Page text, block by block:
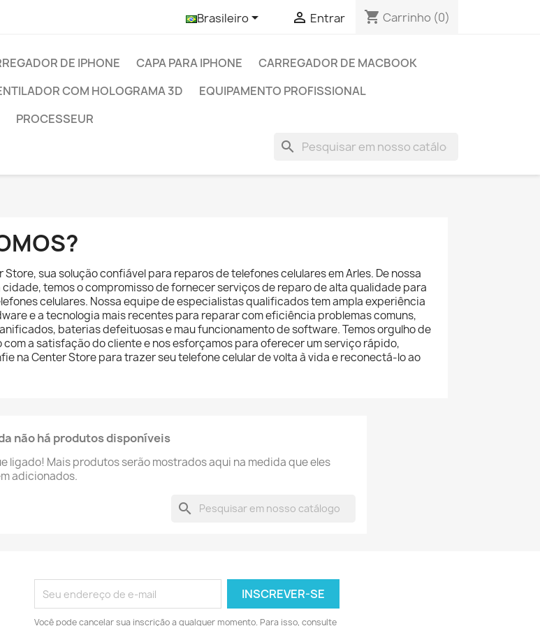
Brasileiro  Entrar shopping_cart Carrinho (0)
DE IPHONE CAPA PARA IPHONE
CARREGADOR DE MACBOOK
COM HOLOGRAMA 3D
EQUIPAMENTO PROFISSIONAL
PROCESSEUR
search
Store, sua solução confiável para reparos de telefones celulares em Arles. De nossa
temos o compromisso de fornecer serviços de reparo de alta qualidade para
celulares. Nossa equipe de especialistas qualificados tem ampla experiência
e a tecnologia mais recentes para reparar com eficiência problemas comuns,
baterias defeituosas e mau funcionamento de software. Temos orgulho de
com a satisfação do cliente e nos esforçamos para oferecer um serviço rápido,
na Center Store para trazer seu telefone celular de volta à vida e reconectá-lo ao
não há produtos disponíveis
ligado! Mais produtos serão mostrados aqui na medida que eles
adicionados.
search
Você pode cancelar sua inscrição a qualquer momento. Para isso, consulte